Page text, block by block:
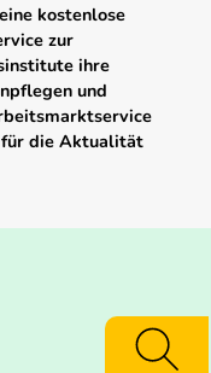
kostenlose
zur
ihre
und
für die Aktualität